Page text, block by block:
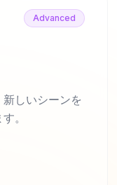
Advanced
しいシーンを
。